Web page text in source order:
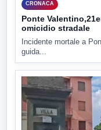
CRONACA
Ponte
omicidio stradale
Incidente mortale a
guida...